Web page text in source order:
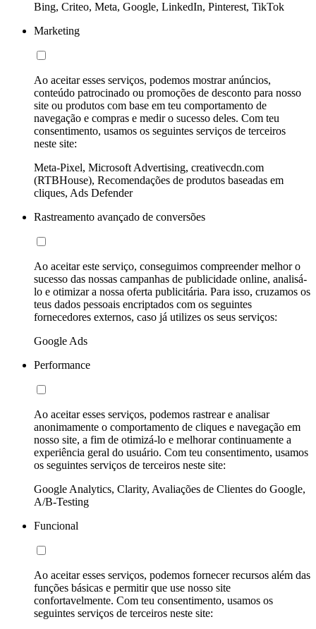
Bing, Criteo, Meta, Google, LinkedIn, Pinterest, TikTok
Marketing
Ao aceitar esses serviços, podemos mostrar anúncios,
conteúdo patrocinado ou promoções de desconto para nosso
site ou produtos com base em teu comportamento de
navegação e compras e medir o sucesso deles. Com teu
consentimento, usamos os seguintes serviços de terceiros
neste site:
Meta-Pixel, Microsoft Advertising, creativecdn.com
(RTBHouse), Recomendações de produtos baseadas em
cliques, Ads Defender
Rastreamento avançado de conversões
Ao aceitar este serviço, conseguimos compreender melhor o
sucesso das nossas campanhas de publicidade online, analisá-
lo e otimizar a nossa oferta publicitária. Para isso, cruzamos os
teus dados pessoais encriptados com os seguintes
fornecedores externos, caso já utilizes os seus serviços:
Google Ads
Performance
Ao aceitar esses serviços, podemos rastrear e analisar
anonimamente o comportamento de cliques e navegação em
nosso site, a fim de otimizá-lo e melhorar continuamente a
experiência geral do usuário. Com teu consentimento, usamos
os seguintes serviços de terceiros neste site:
Google Analytics, Clarity, Avaliações de Clientes do Google,
A/B-Testing
Funcional
Ao aceitar esses serviços, podemos fornecer recursos além das
funções básicas e permitir que use nosso site
confortavelmente. Com teu consentimento, usamos os
seguintes serviços de terceiros neste site: